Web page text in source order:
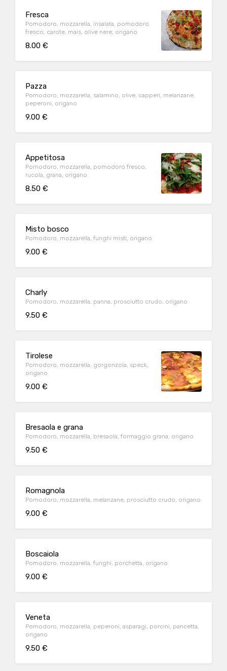
Fresca
Pomodoro, mozzarella, insalata, pomodoro
fresco, carote, mais, olive nere, origano
8.00 €
Pazza
Pomodoro, mozzarella, salamino, olive, capperi, melanzane,
peperoni, origano
9.00 €
Appetitosa
Pomodoro, mozzarella, pomodoro fresco,
rucola, grana, origano
8.50 €
Misto bosco
Pomodoro, mozzarella, funghi misti, origano
9.00 €
Charly
Pomodoro, mozzarella, panna, prosciutto crudo, origano
9.50 €
Tirolese
Pomodoro, mozzarella, gorgonzola, speck,
origano
9.00 €
Bresaola e grana
Pomodoro, mozzarella, bresaola, formaggio grana, origano
9.50 €
Romagnola
Pomodoro, mozzarella, melanzane, prosciutto crudo, origano
9.00 €
Boscaiola
Pomodoro, mozzarella, funghi, porchetta, origano
9.00 €
Veneta
Pomodoro, mozzarella, peperoni, asparagi, porcini, pancetta,
origano
9.50 €